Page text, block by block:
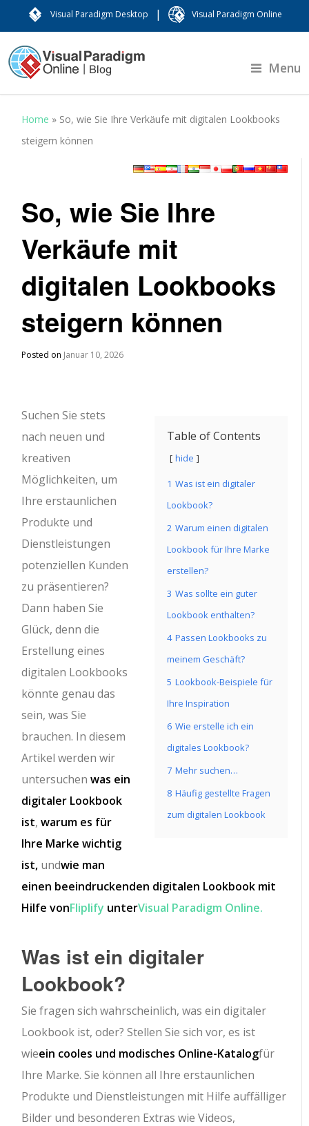
Visual Paradigm Desktop | Visual Paradigm Online
Menu
Home » So, wie Sie Ihre Verkäufe mit digitalen Lookbooks
steigern können
So, wie Sie Ihre
Verkäufe mit
digitalen Lookbooks
steigern können
Posted on Januar 10, 2026
Table of Contents
hide
1 Was ist ein digitaler
Lookbook?
2 Warum einen digitalen
Lookbook für Ihre Marke
erstellen?
3 Was sollte ein guter
Lookbook enthalten?
4 Passen Lookbooks zu
meinem Geschäft?
5 Lookbook-Beispiele für
Ihre Inspiration
6 Wie erstelle ich ein
digitales Lookbook?
7 Mehr suchen…
8 Häufig gestellte Fragen
zum digitalen Lookbook
Suchen Sie stets
nach neuen und
kreativen
Möglichkeiten, um
Ihre erstaunlichen
Produkte und
Dienstleistungen
potenziellen Kunden
zu präsentieren?
Dann haben Sie
Glück, denn die
Erstellung eines
digitalen Lookbooks
könnte genau das
sein, was Sie
brauchen. In diesem
Artikel werden wir
untersuchen was ein
digitaler Lookbook
ist,warum es für
Ihre Marke wichtig
ist, undwie man
einen beeindruckenden digitalen Lookbook mit
Hilfe vonFliplify unterVisual Paradigm Online.
Was ist ein digitaler
Lookbook?
Sie fragen sich wahrscheinlich, was ein digitaler
Lookbook ist, oder? Stellen Sie sich vor, es ist
wieein cooles und modisches Online-Katalogfür
Ihre Marke. Sie können all Ihre erstaunlichen
Produkte und Dienstleistungen mit Hilfe auffälliger
Bilder und besonderen Extras wie Videos,